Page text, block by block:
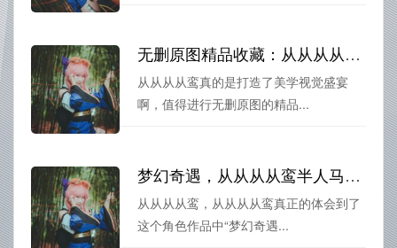
无删原图精品收藏：从从从从鸾囚打造美学视觉盛宴
从从从从鸾真的是打造了美学视觉盛宴
啊，值得进行无删原图的精品...
梦幻奇遇，从从从从鸾半人马图包震撼来袭
从从从从鸾，从从从从鸾真正的体会到了
这个角色作品中“梦幻奇遇...